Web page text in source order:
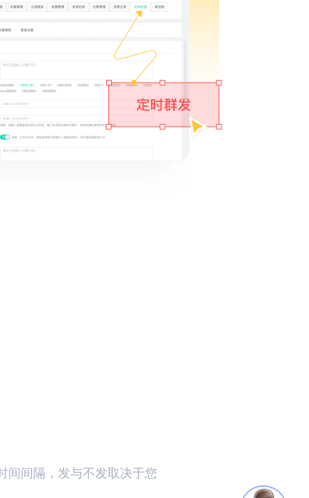
间间隔，发与不发取决于您